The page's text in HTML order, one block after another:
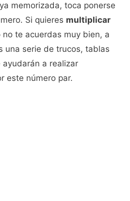
ya memorizada, toca ponerse
Si quieres multiplicar
no te acuerdas muy bien, a
una serie de trucos, tablas
a realizar
este número par.